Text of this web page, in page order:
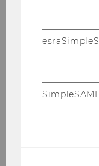
SimpleSAML